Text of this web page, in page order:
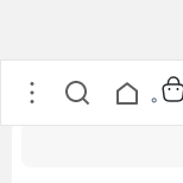
0